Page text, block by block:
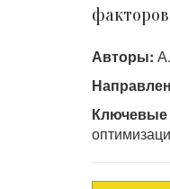
Авторы:
Ключевые